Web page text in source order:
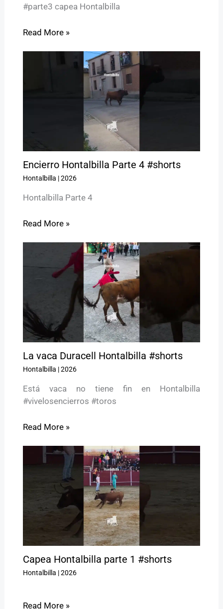
#parte3 capea Hontalbilla
Read More »
Encierro Hontalbilla Parte 4 #shorts
Hontalbilla |2026
Hontalbilla Parte 4
Read More »
La vaca Duracell Hontalbilla #shorts
Hontalbilla |2026
Está vaca no tiene fin en Hontalbilla
#vivelosencierros #toros
Read More »
Capea Hontalbilla parte 1 #shorts
Hontalbilla |2026
Read More »